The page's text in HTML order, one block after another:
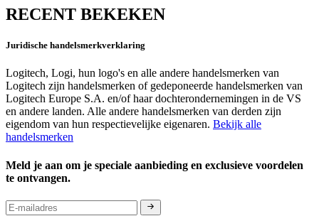
RECENT BEKEKEN
Juridische handelsmerkverklaring
Logitech, Logi, hun logo's en alle andere handelsmerken van
Logitech zijn handelsmerken of gedeponeerde handelsmerken van
Logitech Europe S.A. en/of haar dochterondernemingen in de VS
en andere landen. Alle andere handelsmerken van derden zijn
eigendom van hun respectievelijke eigenaren. Bekijk alle
handelsmerken
Meld je aan om je speciale aanbieding en exclusieve voordelen
te ontvangen.